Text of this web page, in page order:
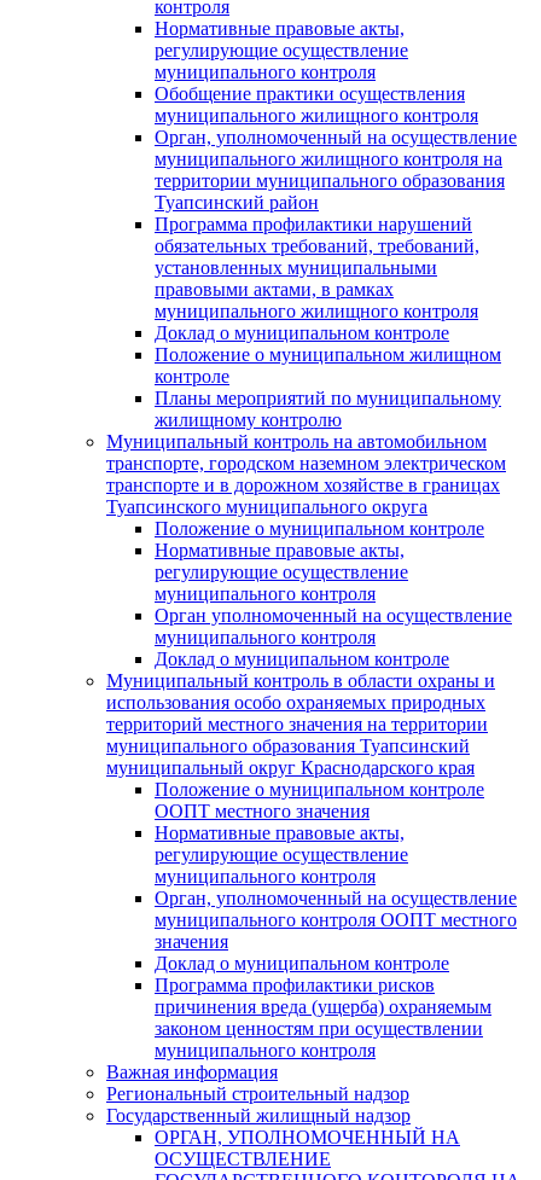
контроля
Нормативные правовые акты,
регулирующие осуществление
муниципального контроля
Обобщение практики осуществления
муниципального жилищного контроля
Орган, уполномоченный на осуществление
муниципального жилищного контроля на
территории муниципального образования
Туапсинский район
Программа профилактики нарушений
обязательных требований, требований,
установленных муниципальными
правовыми актами, в рамках
муниципального жилищного контроля
Доклад о муниципальном контроле
Положение о муниципальном жилищном
контроле
Планы мероприятий по муниципальному
жилищному контролю
Муниципальный контроль на автомобильном
транспорте, городском наземном электрическом
транспорте и в дорожном хозяйстве в границах
Туапсинского муниципального округа
Положение о муниципальном контроле
Нормативные правовые акты,
регулирующие осуществление
муниципального контроля
Орган уполномоченный на осуществление
муниципального контроля
Доклад о муниципальном контроле
Муниципальный контроль в области охраны и
использования особо охраняемых природных
территорий местного значения на территории
муниципального образования Туапсинский
муниципальный округ Краснодарского края
Положение о муниципальном контроле
ООПТ местного значения
Нормативные правовые акты,
регулирующие осуществление
муниципального контроля
Орган, уполномоченный на осуществление
муниципального контроля ООПТ местного
значения
Доклад о муниципальном контроле
Программа профилактики рисков
причинения вреда (ущерба) охраняемым
законом ценностям при осуществлении
муниципального контроля
Важная информация
Региональный строительный надзор
Государственный жилищный надзор
ОРГАН, УПОЛНОМОЧЕННЫЙ НА
ОСУЩЕСТВЛЕНИЕ